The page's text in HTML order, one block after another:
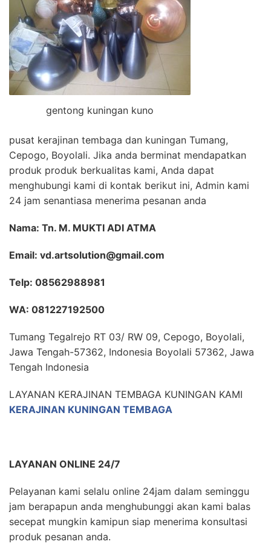
gentong kuningan kuno
pusat kerajinan tembaga dan kuningan Tumang,
Cepogo, Boyolali. Jika anda berminat mendapatkan
produk produk berkualitas kami, Anda dapat
menghubungi kami di kontak berikut ini, Admin kami
24 jam senantiasa menerima pesanan anda
Nama: Tn. M. MUKTI ADI ATMA
Email: vd.artsolution@gmail.com
Telp: 08562988981
WA: 081227192500
Tumang Tegalrejo RT 03/ RW 09, Cepogo, Boyolali,
Jawa Tengah-57362, Indonesia Boyolali 57362, Jawa
Tengah Indonesia
LAYANAN KERAJINAN TEMBAGA KUNINGAN KAMI
KERAJINAN KUNINGAN TEMBAGA
LAYANAN ONLINE 24/7
Pelayanan kami selalu online 24jam dalam seminggu
jam berapapun anda menghubunggi akan kami balas
secepat mungkin kamipun siap menerima konsultasi
produk pesanan anda.